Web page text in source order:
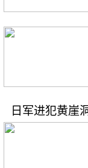
日军进犯黄崖